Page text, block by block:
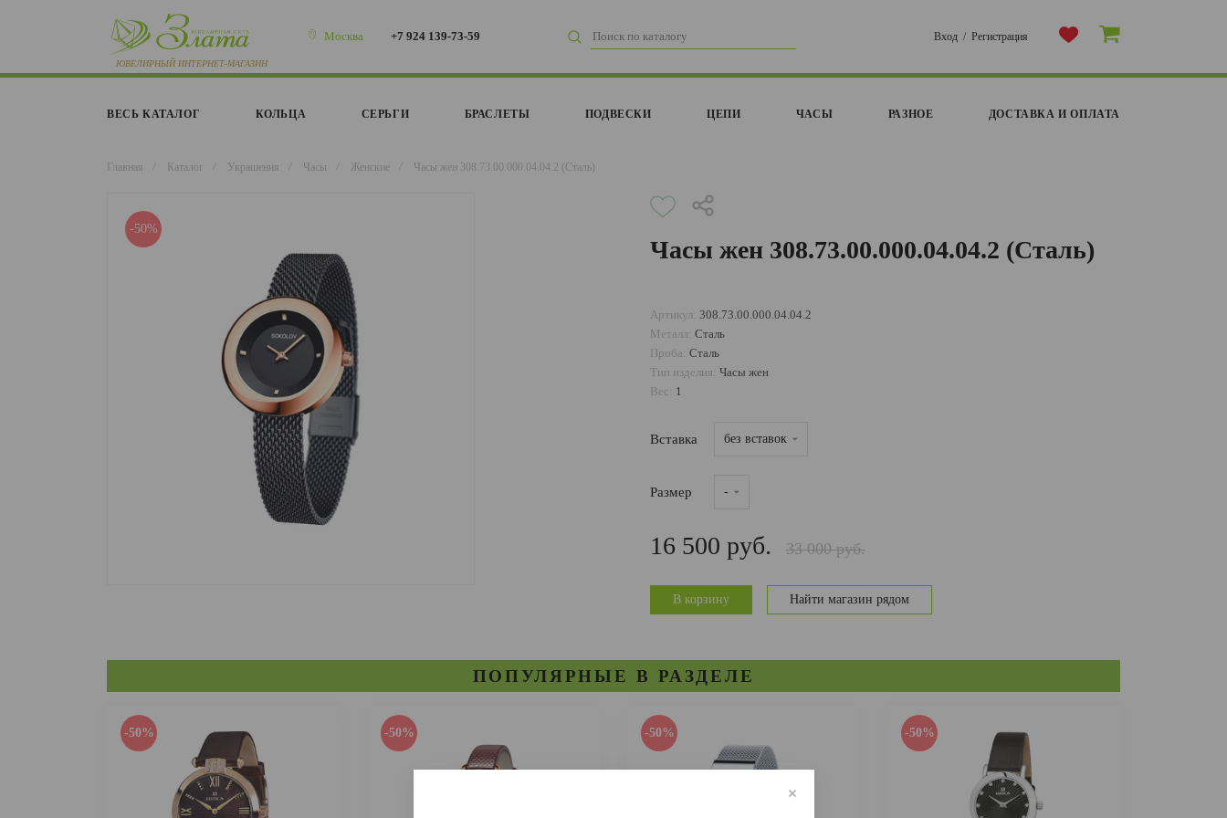
Москва +7 924 139-73-59 Вход / Регистрация
ВЕСЬ КАТАЛОГ КОЛЬЦА СЕРЬГИ БРАСЛЕТЫ ПОДВЕСКИ ЦЕПИ ЧАСЫ РАЗНОЕ ДОСТАВКА И ОПЛАТА
Главная Каталог Украшения Часы Женские Часы жен 308.73.00.000.04.04.2 (Сталь)
-50%
Часы жен 308.73.00.000.04.04.2 (Сталь)
Артикул: 308.73.00.000.04.04.2
Металл: Сталь
Проба: Сталь
Тип изделия: Часы жен
Вес: 1
Вставка без вставок
Размер -
16 500 руб. 33 000 руб.
В корзину Найти магазин рядом
ПОПУЛЯРНЫЕ В РАЗДЕЛЕ
-50% -50% -50% -50%